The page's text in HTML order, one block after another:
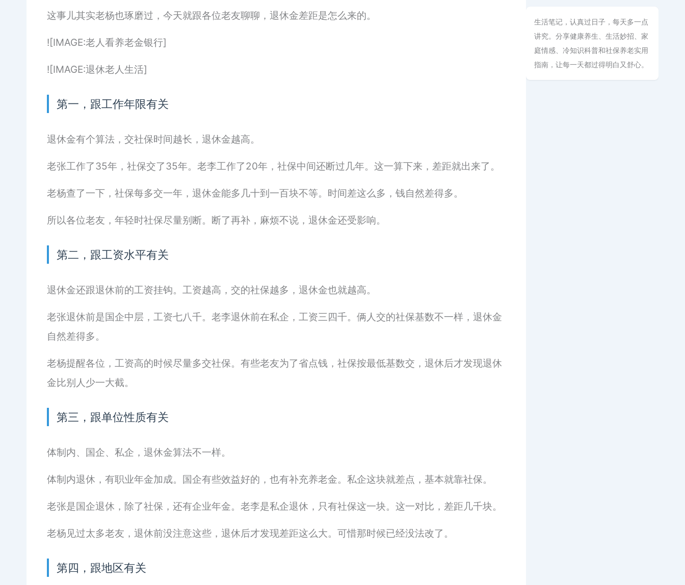
这事儿其实老杨也琢磨过，今天就跟各位老友聊聊，退休金差距是怎么来的。
![IMAGE:老人看养老金银行]
![IMAGE:退休老人生活]
第一，跟工作年限有关
退休金有个算法，交社保时间越长，退休金越高。
老张工作了35年，社保交了35年。老李工作了20年，社保中间还断过几年。这一算下来，差距就出来了。
老杨查了一下，社保每多交一年，退休金能多几十到一百块不等。时间差这么多，钱自然差得多。
所以各位老友，年轻时社保尽量别断。断了再补，麻烦不说，退休金还受影响。
第二，跟工资水平有关
退休金还跟退休前的工资挂钩。工资越高，交的社保越多，退休金也就越高。
老张退休前是国企中层，工资七八千。老李退休前在私企，工资三四千。俩人交的社保基数不一样，退休金
自然差得多。
老杨提醒各位，工资高的时候尽量多交社保。有些老友为了省点钱，社保按最低基数交，退休后才发现退休
金比别人少一大截。
第三，跟单位性质有关
体制内、国企、私企，退休金算法不一样。
体制内退休，有职业年金加成。国企有些效益好的，也有补充养老金。私企这块就差点，基本就靠社保。
老张是国企退休，除了社保，还有企业年金。老李是私企退休，只有社保这一块。这一对比，差距几千块。
老杨见过太多老友，退休前没注意这些，退休后才发现差距这么大。可惜那时候已经没法改了。
第四，跟地区有关
生活笔记，认真过日子，每天多一点
讲究。分享健康养生、生活妙招、家
庭情感、冷知识科普和社保养老实用
指南，让每一天都过得明白又舒心。